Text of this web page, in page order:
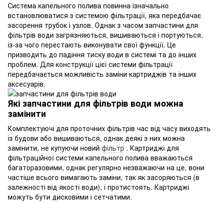
Система капельного полива повинна ізначально
встановлюватися з системою фільтрації, яка передбачає
засорення трубок і узлов. Однак з часом запчастини для
фільтрів води загрязняються, вишиваються і портуються,
із-за чого перестають виконувати свої функції. Це
призводить до падіння тиску води в системі та до інших
проблем. Для конструкції цієї системи фільтрації
передбачається можливість заміни картриджів та інших
аксесуарів.
Які запчастини для фільтрів води можна
замінити
Комплектуючі для проточних фільтрів час від часу виходять
із будови або вишиваються, однак деякі з них можна
замінити, не купуючи новий фільтр . Картриджі для
фільтраційної системи капельного полива вважаються
багаторазовими, однак регулярно незважаючи на це, вони
частіше всього вимагають заміни, так як засоряються (в
залежності від якості води), і протистоять. Картриджі
можуть бути дисковими і сетчатими.